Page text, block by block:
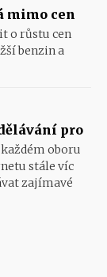
mimo cen
o růstu cen
benzin a
pro
oboru
stále víc
zajímavé